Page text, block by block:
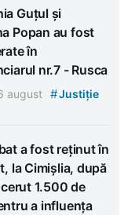
Guțul și
Popan au fost
în
nr.7 - Rusca
august #Justiție
a fost reținut în
la Cimișlia, după
1.500 de
a influența